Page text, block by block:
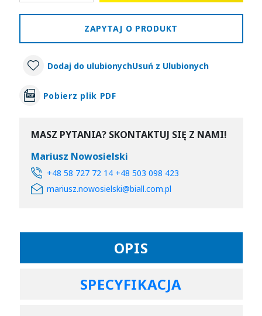
ZAPYTAJ O PRODUKT
Dodaj do ulubionychUsuń z Ulubionych
Pobierz plik PDF
MASZ PYTANIA? SKONTAKTUJ SIĘ Z NAMI!
Mariusz Nowosielski
+48 58 727 72 14 +48 503 098 423
mariusz.nowosielski@biall.com.pl
OPIS
SPECYFIKACJA